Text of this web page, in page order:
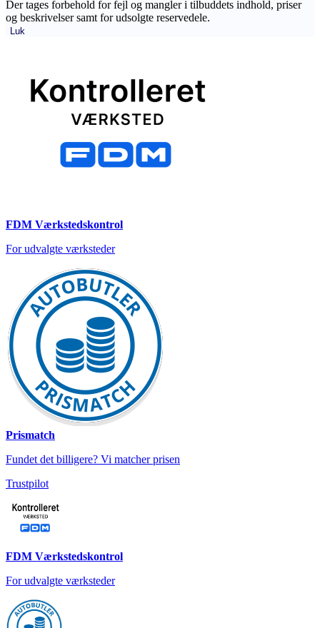
Der tages forbehold for fejl og mangler i tilbuddets indhold, priser
og beskrivelser samt for udsolgte reservedele.
Luk
FDM Værkstedskontrol
For udvalgte værksteder
Prismatch
Fundet det billigere? Vi matcher prisen
Trustpilot
FDM Værkstedskontrol
For udvalgte værksteder